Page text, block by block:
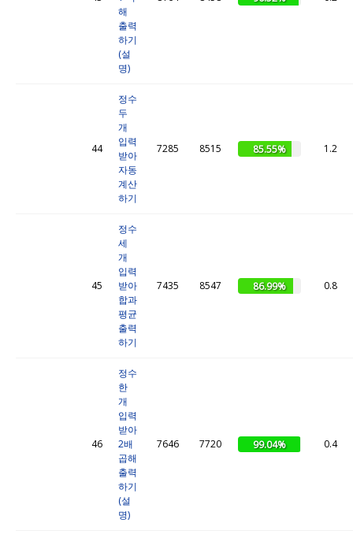
해
출력
하기
(설
명)
44
정수
두
개
입력
받아
자동
계산
하기
7285 8515 85.55% 1.2
45
정수
세
개
입력
받아
합과
평균
출력
하기
7435 8547 86.99% 0.8
46
정수
한
개
입력
받아
2배
곱해
출력
하기
(설
명)
7646 7720 99.04% 0.4